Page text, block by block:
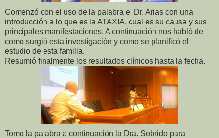
Comenzó con el uso de la palabra el Dr. Arias con una
introducción a lo que es la ATAXIA, cual es su causa y sus
principales manifestaciones. A continuación nos habló de
como surgió esta investigación y como se planificó el
estudio de esta familia.
Resumió finalmente los resultados clínicos hasta la fecha.
Tomó la palabra a continuación la Dra. Sobrido para